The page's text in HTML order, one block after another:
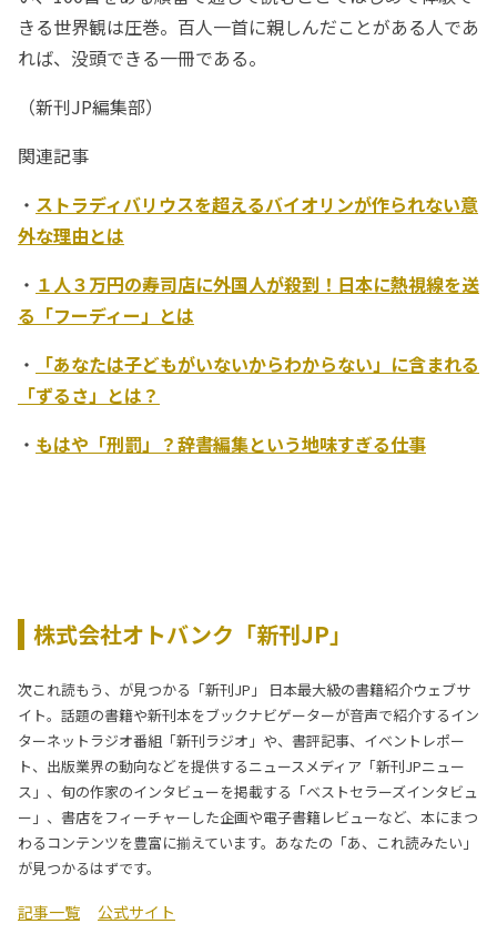
きる世界観は圧巻。百人一首に親しんだことがある人であ
れば、没頭できる一冊である。
（新刊JP編集部）
関連記事
・ ストラディバリウスを超えるバイオリンが作られない意
外な理由とは
・ １人３万円の寿司店に外国人が殺到！日本に熱視線を送
る「フーディー」とは
・
「あなたは子どもがいないからわからない」に含まれる
「ずるさ」とは？
・ もはや「刑罰」？辞書編集という地味すぎる仕事
株式会社オトバンク「新刊JP」
次これ読もう、が見つかる「新刊JP」 日本最大級の書籍紹介ウェブサ
イト。話題の書籍や新刊本をブックナビゲーターが音声で紹介するイン
ターネットラジオ番組「新刊ラジオ」や、書評記事、イベントレポー
ト、出版業界の動向などを提供するニュースメディア「新刊JPニュー
ス」、旬の作家のインタビューを掲載する「ベストセラーズインタビュ
ー」、書店をフィーチャーした企画や電子書籍レビューなど、本にまつ
わるコンテンツを豊富に揃えています。あなたの「あ、これ読みたい」
が見つかるはずです。
記事一覧 公式サイト